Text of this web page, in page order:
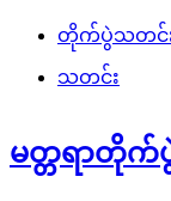
တိုက်ပွဲသတင်
သတင်း
မတ္တရာတိုက်